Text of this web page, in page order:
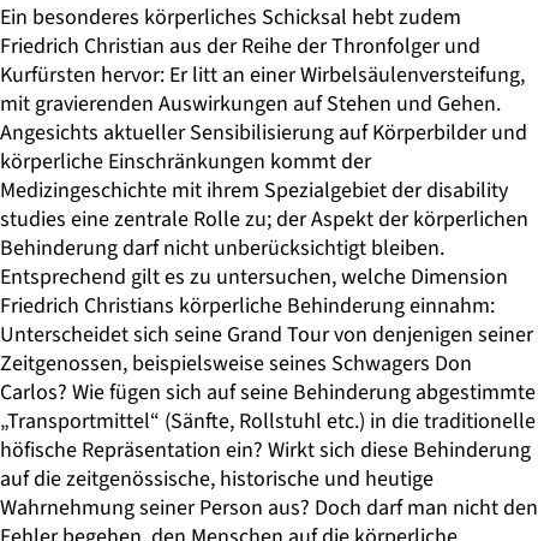
Ein besonderes körperliches Schicksal hebt zudem
Friedrich Christian aus der Reihe der Thronfolger und
Kurfürsten hervor: Er litt an einer Wirbelsäulenversteifung,
mit gravierenden Auswirkungen auf Stehen und Gehen.
Angesichts aktueller Sensibilisierung auf Körperbilder und
körperliche Einschränkungen kommt der
Medizingeschichte mit ihrem Spezialgebiet der disability
studies eine zentrale Rolle zu; der Aspekt der körperlichen
Behinderung darf nicht unberücksichtigt bleiben.
Entsprechend gilt es zu untersuchen, welche Dimension
Friedrich Christians körperliche Behinderung einnahm:
Unterscheidet sich seine Grand Tour von denjenigen seiner
Zeitgenossen, beispielsweise seines Schwagers Don
Carlos? Wie fügen sich auf seine Behinderung abgestimmte
„Transportmittel“ (Sänfte, Rollstuhl etc.) in die traditionelle
höfische Repräsentation ein? Wirkt sich diese Behinderung
auf die zeitgenössische, historische und heutige
Wahrnehmung seiner Person aus? Doch darf man nicht den